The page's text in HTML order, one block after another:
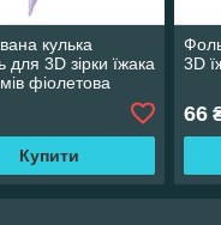
кулька
для 3D зірки їжака
фіолетова
Купити
3D
66